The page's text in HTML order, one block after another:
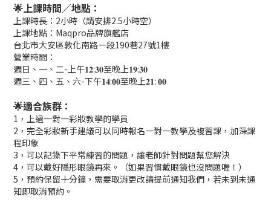
🌟上課時間／地點 ：
上課時長：2小時（請安排2.5小時空）
上課地點：Maqpro品牌旗艦店
台北市大安區敦化南路一段190巷27號1樓
營業時間：
週日、一、二-上午𝟏𝟐:𝟑𝟎至晚上𝟏𝟗:𝟑𝟎
週三、四、五、六-下午𝟏𝟒:𝟎𝟎至晚上𝟐𝟏: 𝟎𝟎
🌟適合族群 ：
1，上過一對一彩妝教學的學員
2，完全彩妝新手建議可以同時報名一對一教學及複習課，加深課
程印象
3，可以記錄下平常練習的問題，讓老師針對問題幫您解決
4，可以戴好隱形眼鏡再來。（如果習慣戴眼鏡也沒問題喔！）
5，預約保留十分鐘，需要取消更改請提前通知我們，若未到未通
知即取消預約。